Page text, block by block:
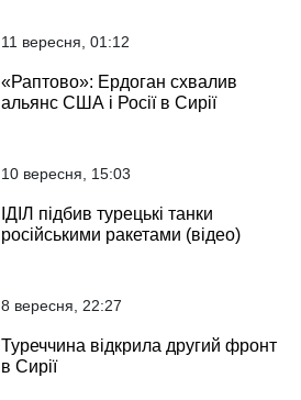
11 вересня, 01:12
«Раптово»: Ердоган схвалив
альянс США і Росії в Сирії
10 вересня, 15:03
ІДІЛ підбив турецькі танки
російськими ракетами (відео)
8 вересня, 22:27
Туреччина відкрила другий фронт
в Сирії